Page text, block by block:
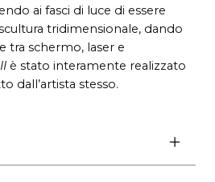
ai fasci di luce di essere
tridimensionale, dando
tra schermo, laser e
è stato interamente realizzato
dall’artista stesso.